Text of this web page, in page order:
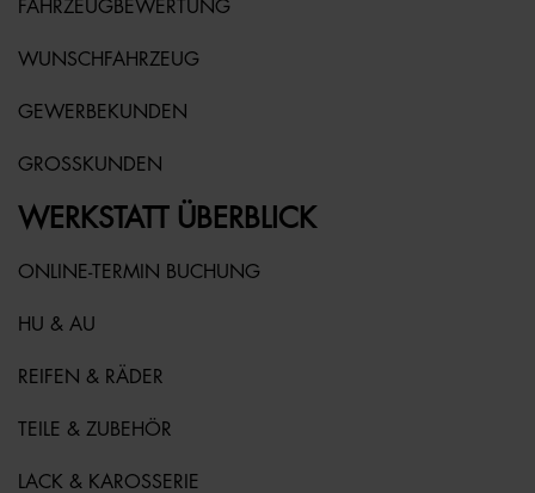
FAHRZEUGBEWERTUNG
WUNSCHFAHRZEUG
GEWERBEKUNDEN
GROSSKUNDEN
WERKSTATT ÜBERBLICK
ONLINE-TERMIN BUCHUNG
HU & AU
REIFEN & RÄDER
TEILE & ZUBEHÖR
LACK & KAROSSERIE